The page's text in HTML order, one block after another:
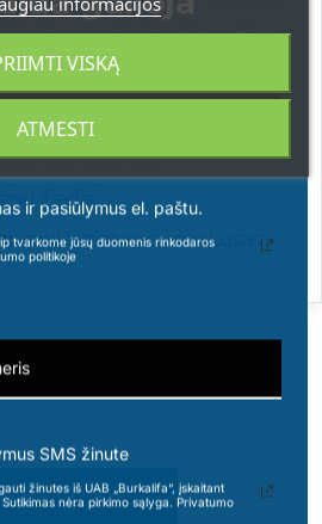
tai kur kas daugiau – tai
unikalumas ir
bergamotė, persikas, obuolys
žiedai
vanilė, gintaras, muskusas
ATSILIEPIMĄ
ATMESTI
VISKĄnuo 49 € !
ir pasiūlymus el. paštu.
tvarkome jūsų duomenis rinkodaros
politikoje
SMS žinute
žinutes iš UAB „Burkalifa“, įskaitant
nėra pirkimo sąlyga. Privatumo